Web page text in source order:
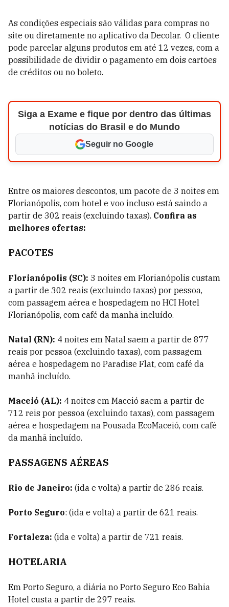
As condições especiais são válidas para compras no
site ou diretamente no aplicativo da Decolar. O cliente
pode parcelar alguns produtos em até 12 vezes, com a
possibilidade de dividir o pagamento em dois cartões
de créditos ou no boleto.
Siga a Exame e fique por dentro das últimas
notícias do Brasil e do Mundo
Seguir no Google
Entre os maiores descontos, um pacote de 3 noites em
Florianópolis, com hotel e voo incluso está saindo a
partir de 302 reais (excluindo taxas). Confira as
melhores ofertas:
PACOTES
Florianópolis (SC): 3 noites em Florianópolis custam
a partir de 302 reais (excluindo taxas) por pessoa,
com passagem aérea e hospedagem no HCI Hotel
Florianópolis, com café da manhã incluído.
Natal (RN): 4 noites em Natal saem a partir de 877
reais por pessoa (excluindo taxas), com passagem
aérea e hospedagem no Paradise Flat, com café da
manhã incluído.
Maceió (AL): 4 noites em Maceió saem a partir de
712 reis por pessoa (excluindo taxas), com passagem
aérea e hospedagem na Pousada EcoMaceió, com café
da manhã incluído.
PASSAGENS AÉREAS
Rio de Janeiro: (ida e volta) a partir de 286 reais.
Porto Seguro: (ida e volta) a partir de 621 reais.
Fortaleza: (ida e volta) a partir de 721 reais.
HOTELARIA
Em Porto Seguro, a diária no Porto Seguro Eco Bahia
Hotel custa a partir de 297 reais.